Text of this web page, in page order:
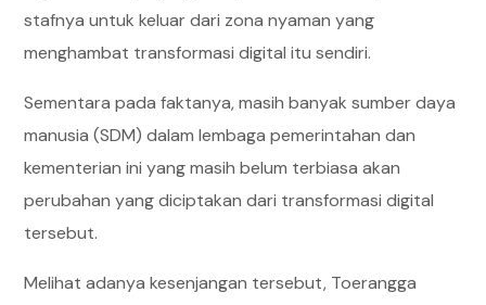
stafnya untuk keluar dari zona nyaman yang
menghambat transformasi digital itu sendiri.
Sementara pada faktanya, masih banyak sumber daya
manusia (SDM) dalam lembaga pemerintahan dan
kementerian ini yang masih belum terbiasa akan
perubahan yang diciptakan dari transformasi digital
tersebut.
Melihat adanya kesenjangan tersebut, Toerangga